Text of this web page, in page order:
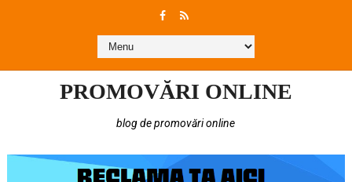
PROMOVĂRI ONLINE
blog de promovări online